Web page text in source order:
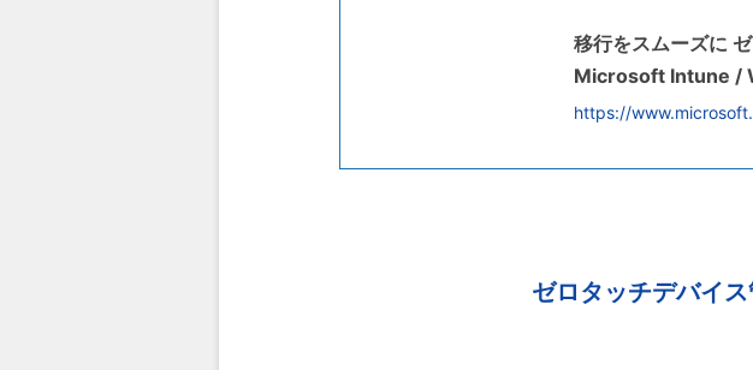
移行をスムーズに
Microsoft Intune /
https://
ゼロタッチデバイス